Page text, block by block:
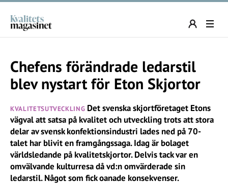
Chefens förändrade ledarstil
blev nystart för Eton Skjortor
KVALITETSUTVECKLING Det svenska skjortföretaget Etons
vägval att satsa på kvalitet och utveckling trots att stora
delar av svensk konfektionsindustri lades ned på 70-
talet har blivit en framgångssaga. Idag är bolaget
världsledande på kvalitetskjortor. Delvis tack var en
omvälvande kulturresa då vd:n omvärderade sin
ledarstil. Något som fick oanade konsekvenser.